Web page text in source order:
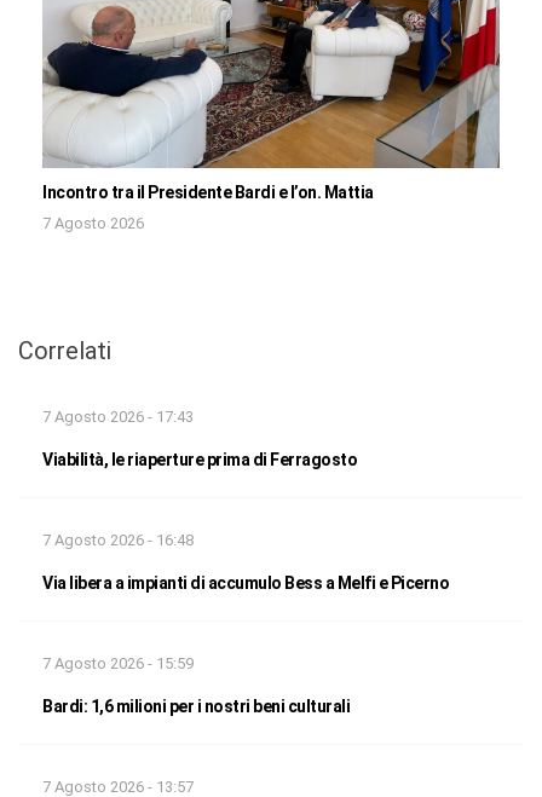
Incontro tra il Presidente Bardi e l’on. Mattia
7 Agosto 2026
Correlati
7 Agosto 2026 - 17:43
Viabilità, le riaperture prima di Ferragosto
7 Agosto 2026 - 16:48
Via libera a impianti di accumulo Bess a Melfi e Picerno
7 Agosto 2026 - 15:59
Bardi: 1,6 milioni per i nostri beni culturali
7 Agosto 2026 - 13:57